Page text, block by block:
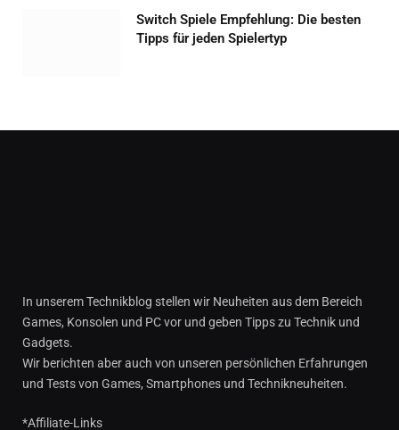
Switch Spiele Empfehlung: Die besten
Tipps für jeden Spielertyp
In unserem Technikblog stellen wir Neuheiten aus dem Bereich
Games, Konsolen und PC vor und geben Tipps zu Technik und
Gadgets.
Wir berichten aber auch von unseren persönlichen Erfahrungen
und Tests von Games, Smartphones und Technikneuheiten.
*Affiliate-Links